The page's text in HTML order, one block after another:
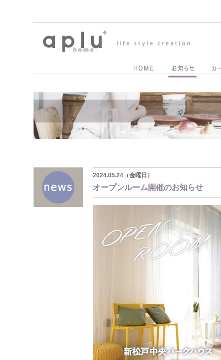
2024.05.24（金曜日）
オープンルーム開催のお知らせ